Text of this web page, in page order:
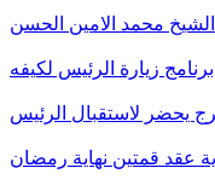
الشيخ محمد الامين الحسن
زيارة الرئيس لكيفه
يحضر لاستقبال الرئيس
عقد قمتين نهاية رمضان